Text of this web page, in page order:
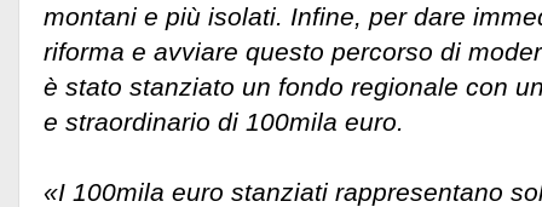
montani e più isolati. Infine, per dare
riforma e avviare questo percorso di
è stato stanziato un fondo regionale con
e straordinario di 100mila euro.
«I 100mila euro stanziati rappresentano